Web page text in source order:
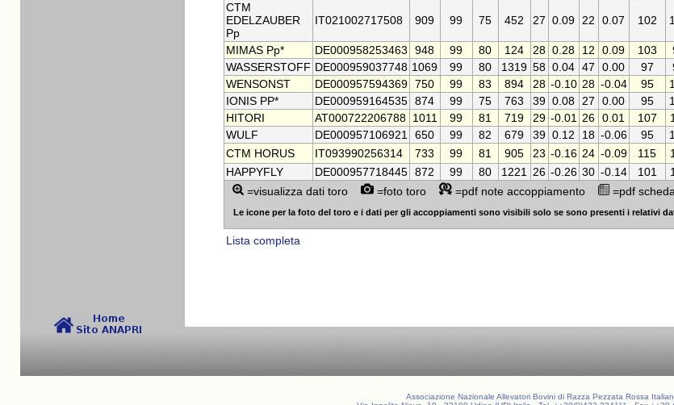
CTM
EDELZAUBER
Pp
IT021002717508 909 99 75 452 27 0.09 22 0.07 102
MIMAS Pp* DE000958253463 948 99 80 124 28 0.28 12 0.09 103
WASSERSTOFF DE000959037748 1069 99 80 1319 58 0.04 47 0.00 97
WENSONST
DE000957594369 750 99 83 894 28 -0.10 28 -0.04 95
IONIS PP*
DE000959164535 874 99 75 763 39 0.08 27 0.00 95
HITORI
AT000722206788 1011 99 81 719 29 -0.01 26 0.01 107
WULF
DE000957106921 650 99 82 679 39 0.12 18 -0.06 95
CTM HORUS
IT093990256314 733 99 81 905 23 -0.16 24 -0.09 115
HAPPYFLY
DE000957718445 872 99 80 1221 26 -0.26 30 -0.14 101
=visualizza dati toro
=foto toro =pdf note accoppiamento =pdf
Le icone per la foto del toro e i dati per gli accoppiamenti sono visibili solo se sono presenti i relativi
Lista completa
Associazione Nazionale Allevatori Bovini di Razza Pezzata Rossa